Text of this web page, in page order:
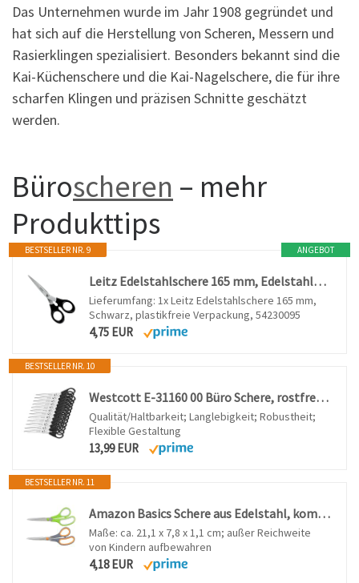
Das Unternehmen wurde im Jahr 1908 gegründet und
hat sich auf die Herstellung von Scheren, Messern und
Rasierklingen spezialisiert. Besonders bekannt sind die
Kai-Küchenschere und die Kai-Nagelschere, die für ihre
scharfen Klingen und präzisen Schnitte geschätzt
werden.
Büroscheren – mehr
Produkttips
ANGEBOT
BESTSELLER NR. 9
Leitz Edelstahlschere 165 mm, Edelstahlschere 165 mm in einer plastikfreien Verpackung, 54230095
Lieferumfang: 1x Leitz Edelstahlschere 165 mm,
Schwarz, plastikfreie Verpackung, 54230095
4,75 EUR
BESTSELLER NR. 10
Westcott E-31160 00 Büro Schere, rostfreie Klingen, schwarzer Kunststoff-Griff, 15.5 cm, 12 Stück
Qualität/Haltbarkeit; Langlebigkeit; Robustheit;
Flexible Gestaltung
13,99 EUR
BESTSELLER NR. 11
Amazon Basics Schere aus Edelstahl, komfortabler Griff, multifunktionales Allzweckgerät, PVD-beschichtet, 2er-Pack, Büro, Zuhause, Küche, mehrfarbig
Maße: ca. 21,1 x 7,8 x 1,1 cm; außer Reichweite
von Kindern aufbewahren
4,18 EUR